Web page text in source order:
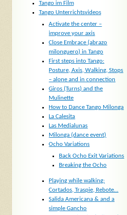
Tango im Film
Tango Unterrichtsvideos
Activate the center –
improve your axis
Close Embrace (abrazo
milonguero) in Tango
First steps into Tango:
Posture, Axis, Walking, Stops
– alone and in connection
Giros (Turns) and the
Mulinette
How to Dance Tango Milonga
La Calesita
Las Medialunas
Milonga (dance event)
Ocho Variations
Back Ocho Exit Variations
Breaking the Ocho
Playing while walking:
Cortados, Traspie, Rebote…
Salida Americana & and a
simple Gancho